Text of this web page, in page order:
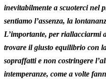
inevitabilmente a scuoterci nel
sentiamo l’assenza, la
L’importante, per riallacciarmi
trovare il giusto equilibrio con
sopraffatti e non costringere
intemperanze, come a volte